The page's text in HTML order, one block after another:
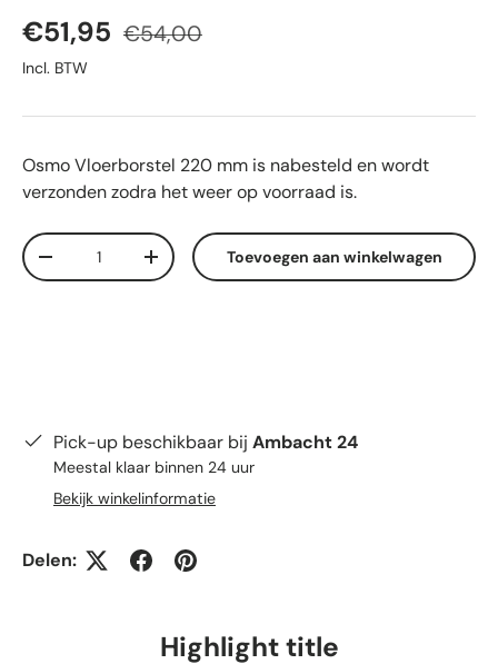
Verkoopprijs
€51,95 Reguliere prijs
€54,00
Incl. BTW
Osmo Vloerborstel 220 mm is nabesteld en wordt
verzonden zodra het weer op voorraad is.
Aantal
Verlaag de hoeveelheidVerhoog de hoeveelheid
Toevoegen aan winkelwagen
Pick-up beschikbaar bij Ambacht 24
Meestal klaar binnen 24 uur
Bekijk winkelinformatie
Delen:
Highlight title